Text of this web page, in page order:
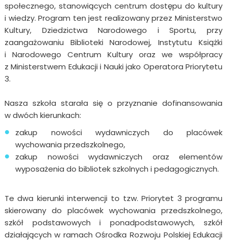
społecznego, stanowiących centrum dostępu do kultury
i wiedzy. Program ten jest realizowany przez Ministerstwo
Kultury, Dziedzictwa Narodowego i Sportu, przy
zaangażowaniu Biblioteki Narodowej, Instytutu Książki
i Narodowego Centrum Kultury oraz we współpracy
z Ministerstwem Edukacji i Nauki jako Operatora Priorytetu
3.
Nasza szkoła starała się o przyznanie dofinansowania
w dwóch kierunkach:
zakup nowości wydawniczych do placówek
wychowania przedszkolnego,
zakup nowości wydawniczych oraz elementów
wyposażenia do bibliotek szkolnych i pedagogicznych.
Te dwa kierunki interwencji to tzw. Priorytet 3 programu
skierowany do placówek wychowania przedszkolnego,
szkół podstawowych i ponadpodstawowych, szkół
działających w ramach Ośrodka Rozwoju Polskiej Edukacji